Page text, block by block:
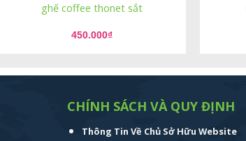
ghế coffee thonet sắt
450.000₫
CHÍNH SÁCH VÀ QUY ĐỊNH
Thông Tin Về Chủ Sở Hữu Website